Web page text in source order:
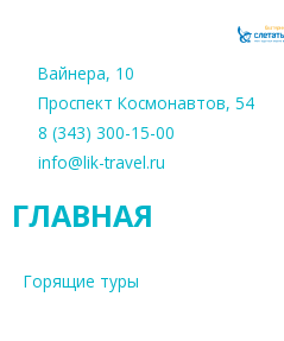
Вайнера, 10
Проспект Космонавтов, 54
8 (343) 300-15-00
info@lik-travel.ru
ГЛАВНАЯ
Горящие туры